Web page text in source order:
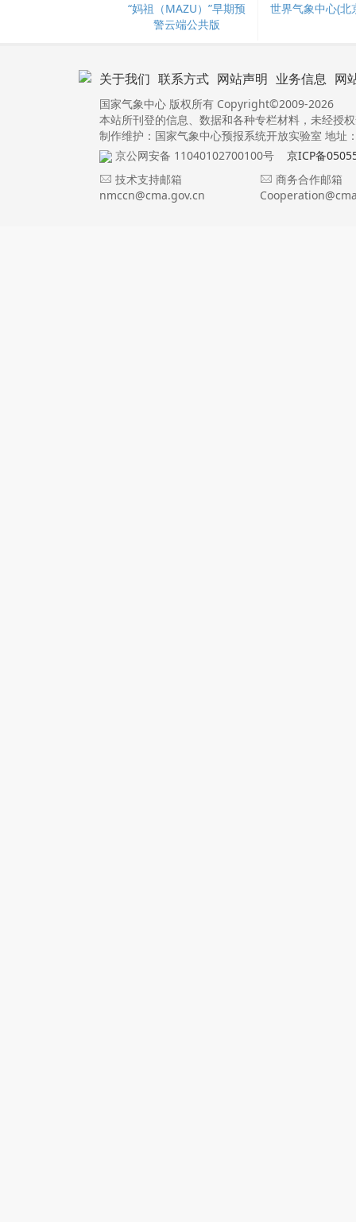
“妈祖（MAZU）”早期预
警云端公共版
世界气象中心(北
关于我们 联系方式 网站声明 业务信息 网
国家气象中心 版权所有 Copyright©2009-2026
本站所刊登的信息、数据和各种专栏材料，未经授
制作维护：国家气象中心预报系统开放实验室 地址
京公网安备 11040102700100号
京ICP备
技术支持邮箱
nmccn@cma.gov.cn
商务合作邮箱